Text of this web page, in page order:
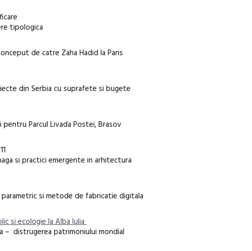
tipologica
de catre Zaha Hadid la Paris
din Serbia cu suprafete si bugete
Parcul Livada Postei, Brasov
si practici emergente in arhitectura
si metode de fabricatie digitala
si ecologie la Alba Iulia
– distrugerea patrimoniului mondial